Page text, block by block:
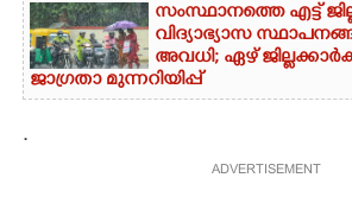
സംസ്ഥാനത്തെ എട്ട്
വിദ്യാഭ്യാസ
അവധി; ഏഴ്
ജാഗ്രതാ മുന്നറിയിപ്പ്
.
ADVERTISEMENT